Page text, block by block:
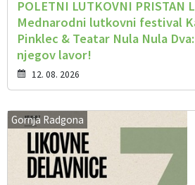
POLETNI LUTKOVNI PRISTAN
Mednarodni lutkovni festival
Pinklec & Teatar Nula Nula
njegov lavor!
12. 08. 2026
Gornja Radgona